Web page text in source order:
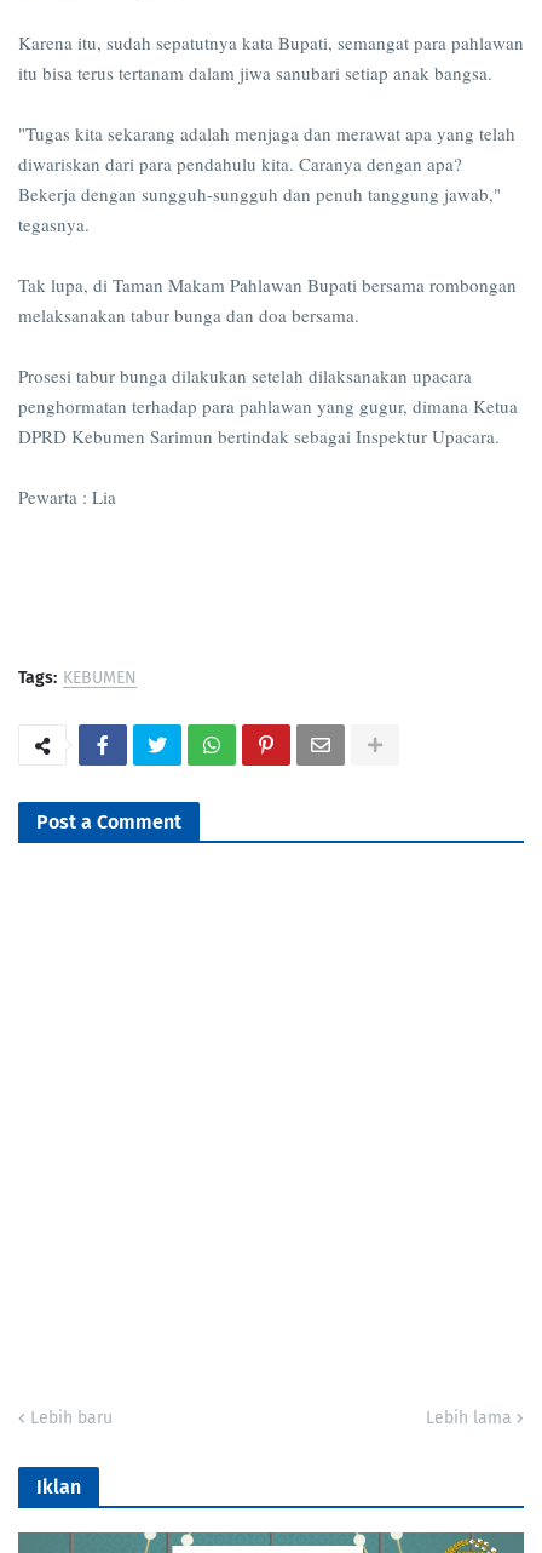
Karena itu, sudah sepatutnya kata Bupati, semangat para pahlawan
itu bisa terus tertanam dalam jiwa sanubari setiap anak bangsa.
"Tugas kita sekarang adalah menjaga dan merawat apa yang telah
diwariskan dari para pendahulu kita. Caranya dengan apa?
Bekerja dengan sungguh-sungguh dan penuh tanggung jawab,"
tegasnya.
Tak lupa, di Taman Makam Pahlawan Bupati bersama rombongan
melaksanakan tabur bunga dan doa bersama.
Prosesi tabur bunga dilakukan setelah dilaksanakan upacara
penghormatan terhadap para pahlawan yang gugur, dimana Ketua
DPRD Kebumen Sarimun bertindak sebagai Inspektur Upacara.
Pewarta : Lia
Tags: KEBUMEN
Post a Comment
Lebih baru Lebih lama
Iklan